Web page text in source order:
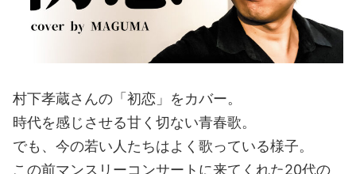
村下孝蔵さんの「初恋」をカバー。
時代を感じさせる甘く切ない青春歌。
でも、今の若い人たちはよく歌っている様子。
この前マンスリーコンサートに来てくれた20代の